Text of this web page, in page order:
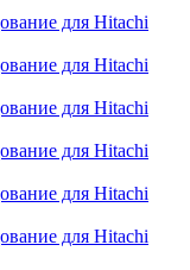
для Hitachi
для Hitachi
для Hitachi
для Hitachi
для Hitachi
для Hitachi